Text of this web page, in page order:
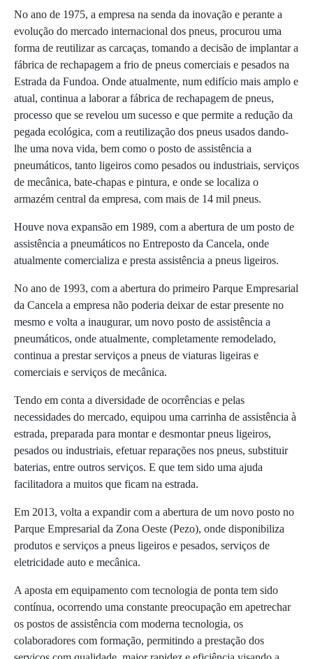
No ano de 1975, a empresa na senda da inovação e perante a
evolução do mercado internacional dos pneus, procurou uma
forma de reutilizar as carcaças, tomando a decisão de implantar a
fábrica de rechapagem a frio de pneus comerciais e pesados na
Estrada da Fundoa. Onde atualmente, num edifício mais amplo e
atual, continua a laborar a fábrica de rechapagem de pneus,
processo que se revelou um sucesso e que permite a redução da
pegada ecológica, com a reutilização dos pneus usados dando-
lhe uma nova vida, bem como o posto de assistência a
pneumáticos, tanto ligeiros como pesados ou industriais, serviços
de mecânica, bate-chapas e pintura, e onde se localiza o
armazém central da empresa, com mais de 14 mil pneus.
Houve nova expansão em 1989, com a abertura de um posto de
assistência a pneumáticos no Entreposto da Cancela, onde
atualmente comercializa e presta assistência a pneus ligeiros.
No ano de 1993, com a abertura do primeiro Parque Empresarial
da Cancela a empresa não poderia deixar de estar presente no
mesmo e volta a inaugurar, um novo posto de assistência a
pneumáticos, onde atualmente, completamente remodelado,
continua a prestar serviços a pneus de viaturas ligeiras e
comerciais e serviços de mecânica.
Tendo em conta a diversidade de ocorrências e pelas
necessidades do mercado, equipou uma carrinha de assistência à
estrada, preparada para montar e desmontar pneus ligeiros,
pesados ou industriais, efetuar reparações nos pneus, substituir
baterias, entre outros serviços. E que tem sido uma ajuda
facilitadora a muitos que ficam na estrada.
Em 2013, volta a expandir com a abertura de um novo posto no
Parque Empresarial da Zona Oeste (Pezo), onde disponibiliza
produtos e serviços a pneus ligeiros e pesados, serviços de
eletricidade auto e mecânica.
A aposta em equipamento com tecnologia de ponta tem sido
contínua, ocorrendo uma constante preocupação em apetrechar
os postos de assistência com moderna tecnologia, os
colaboradores com formação, permitindo a prestação dos